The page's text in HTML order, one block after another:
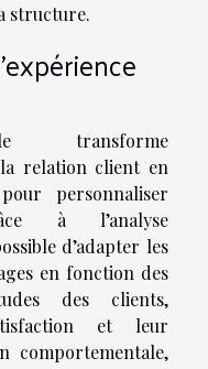
structure.
transforme
relation client en
personnaliser
à l’analyse
d’adapter les
en fonction des
des clients,
et leur
comportementale,